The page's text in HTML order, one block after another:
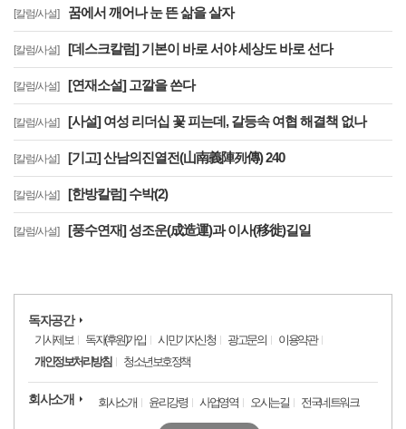
[칼럼/사설] 꿈에서 깨어나 눈 뜬 삶을 살자
[칼럼/사설] [데스크칼럼] 기본이 바로 서야 세상도 바로 선다
[칼럼/사설] [연재소설] 고깔을 쓴다
[칼럼/사설] [사설] 여성 리더십 꽃 피는데, 갈등속 여협 해결책 없나
[칼럼/사설] [기고] 산남의진열전(山南義陣列傳) 240
[칼럼/사설] [한방칼럼] 수박(2)
[칼럼/사설] [풍수연재] 성조운(成造運)과 이사(移徙)길일
독자공간
기사제보 독자(후원)가입 시민기자신청 광고문의
이용약관
개인정보처리방침
청소년보호정책
회사소개 회사소개 윤리강령 사업영역 오시는길 전국네트워크